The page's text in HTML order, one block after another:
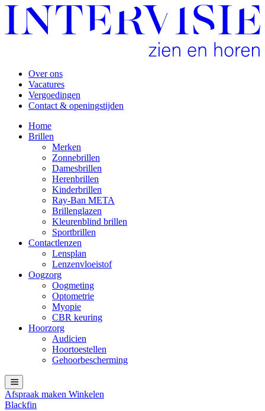
Over ons
Vacatures
Vergoedingen
Contact & openingstijden
Home
Brillen
Merken
Zonnebrillen
Damesbrillen
Herenbrillen
Kinderbrillen
Ray-Ban META
Brillenglazen
Kleurenblind brillen
Sportbrillen
Contactlenzen
Lensplan
Lenzenvloeistof
Oogzorg
Oogmeting
Optometrie
Myopie
CBR keuring
Hoorzorg
Audicien
Hoortoestellen
Gehoorbescherming
Afspraak maken Winkelen
Blackfin